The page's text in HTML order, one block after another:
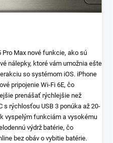
Pro Max nové funkcie, ako sú
nálepky, ktoré vám umožnia ešte
so systémom iOS. iPhone
pripojenie Wi-Fi 6E, čo
prenášať rýchlejšie než
s rýchlosťou USB 3 ponúka až 20-
vyspelým funkciám a vysokému
výdrž batérie, čo
bez obáv o vybitie batérie.